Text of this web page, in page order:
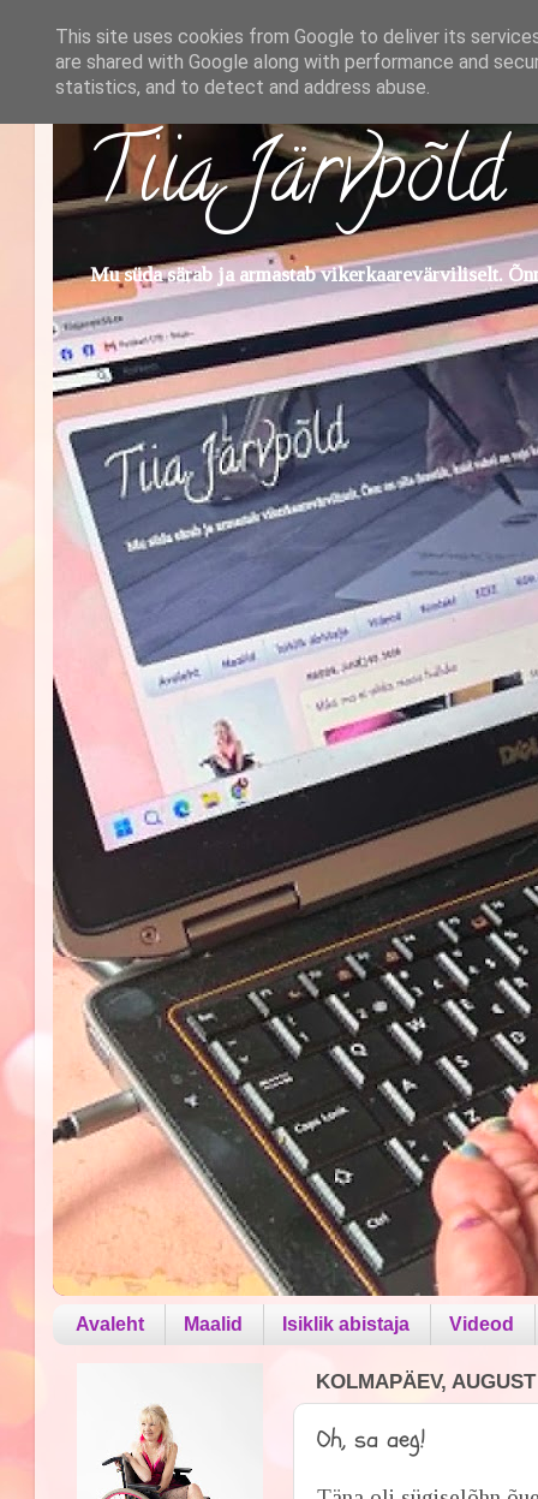
Tiia Järvpõld
Mu süda särab ja armastab vikerkaarevärviliselt.
Avaleht Maalid Isiklik abistaja Videod
KOLMAPÄEV,
Oh, sa aeg!
This site uses cookies from Google to deliver its
are shared with Google along with performance and
statistics, and to detect and address abuse.